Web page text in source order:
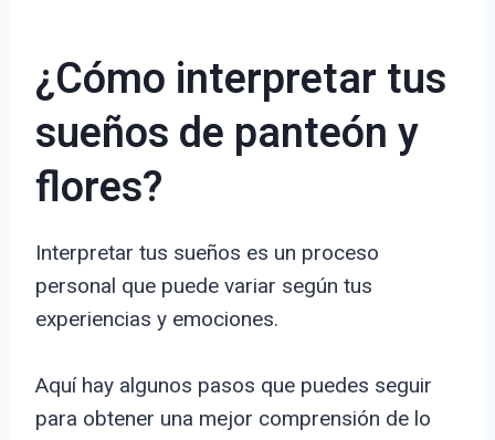
¿Cómo interpretar tus
sueños de panteón y
flores?
Interpretar tus sueños es un proceso
personal que puede variar según tus
experiencias y emociones.
Aquí hay algunos pasos que puedes seguir
para obtener una mejor comprensión de lo